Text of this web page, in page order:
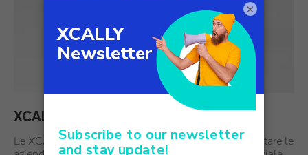
XCALLY AI Solutions
Le XCALLY AI Solutions sono progettate per supportare le
×